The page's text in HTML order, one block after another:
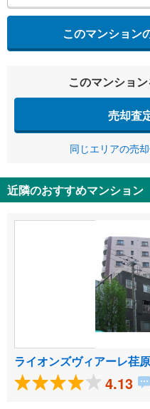
このマンション
このマンショ
売却査
同じエリアの売
近隣のおすすめマンション
ライオンズヴィアーレ荏
4.13